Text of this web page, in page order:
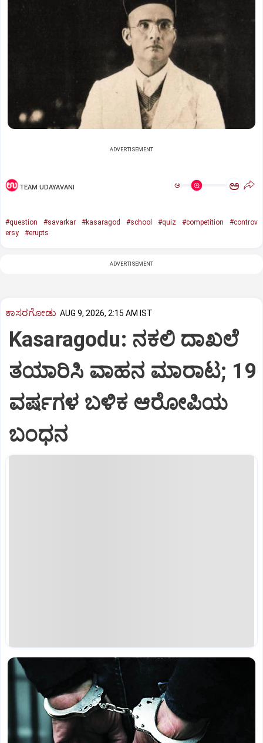
ADVERTISEMENT
TEAM UDAYAVANI ಅ ಅ
#question #savarkar #kasaragod #school #quiz #competition
#controv
ersy
#erupts
ADVERTISEMENT
ಕಾಸರಗೋಡು AUG 9, 2026, 2:15 AM IST
Kasaragodu: ನಕಲಿ ದಾಖಲೆ
ತಯಾರಿಸಿ ವಾಹನ ಮಾರಾಟ; 19
ವರ್ಷಗಳ ಬಳಿಕ ಆರೋಪಿಯ
ಬಂಧನ